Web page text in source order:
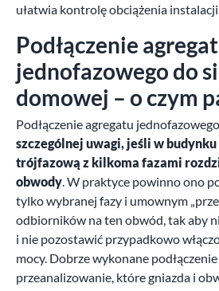
ułatwia kontrolę obciążenia
Podłączenie
jednofazowego do
domowej – o czym
Podłączenie agregatu jednofazowego
szczególnej uwagi, jeśli w
trójfazową z kilkoma fazami
obwody. W praktyce powinno ono
tylko wybranej fazy i umownym
odbiorników na ten obwód, tak aby
i nie pozostawić przypadkowo
mocy. Dobrze wykonane
przeanalizowanie, które gniazda i